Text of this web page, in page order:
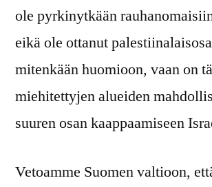
ole pyrkinytkään
eikä ole ottanut
mitenkään huomioon, vaan on
miehitettyjen alueiden
suuren osan kaappaamiseen
Vetoamme Suomen valtioon,